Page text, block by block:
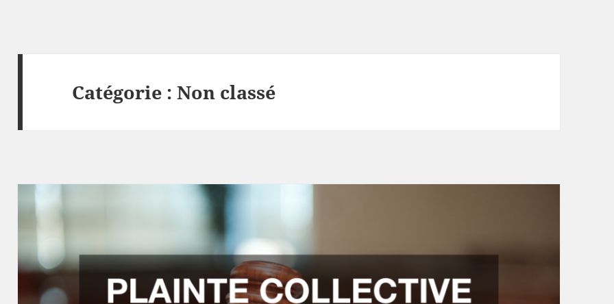
Catégorie :Non classé